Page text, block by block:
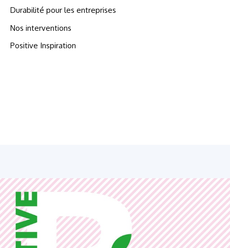
Durabilité pour les entreprises
Nos interventions
Positive Inspiration